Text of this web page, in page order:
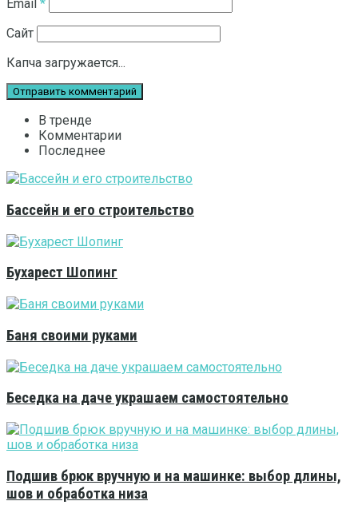
Email *
Сайт
Капча загружается...
В тренде
Комментарии
Последнее
Бассейн и его строительство
Бухарест Шопинг
Баня своими руками
Беседка на даче украшаем самостоятельно
Подшив брюк вручную и на машинке: выбор длины,
шов и обработка низа